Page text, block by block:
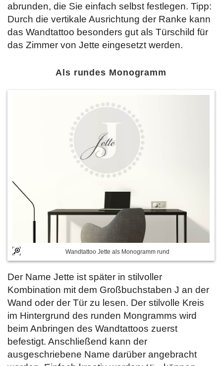
abrunden, die Sie einfach selbst festlegen. Tipp:
Durch die vertikale Ausrichtung der Ranke kann
das Wandtattoo besonders gut als Türschild für
das Zimmer von Jette eingesetzt werden.
Als rundes Monogramm
Wandtattoo Jette als Monogramm rund
Der Name Jette ist später in stilvoller
Kombination mit dem Großbuchstaben J an der
Wand oder der Tür zu lesen. Der stilvolle Kreis
im Hintergrund des runden Mongramms wird
beim Anbringen des Wandtattoos zuerst
befestigt. Anschließend kann der
ausgeschriebene Name darüber angebracht